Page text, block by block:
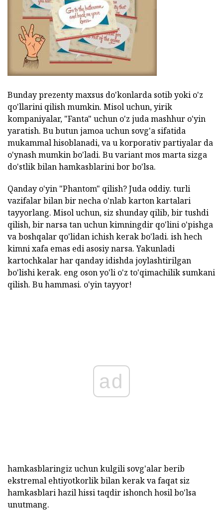
Bunday prezenty maxsus do'konlarda sotib yoki o'z
qo'llarini qilish mumkin. Misol uchun, yirik
kompaniyalar, "Fanta" uchun o'z juda mashhur o'yin
yaratish. Bu butun jamoa uchun sovg'a sifatida
mukammal hisoblanadi, va u korporativ partiyalar da
o'ynash mumkin bo'ladi. Bu variant mos marta sizga
do'stlik bilan hamkasblarini bor bo'lsa.
Qanday o'yin "Phantom" qilish? Juda oddiy. turli
vazifalar bilan bir necha o'nlab karton kartalari
tayyorlang. Misol uchun, siz shunday qilib, bir tushdi
qilish, bir narsa tan uchun kimningdir qo'lini o'pishga
va boshqalar qo'lidan ichish kerak bo'ladi. ish hech
kimni xafa emas edi asosiy narsa. Yakunladi
kartochkalar har qanday idishda joylashtirilgan
bo'lishi kerak. eng oson yo'li o'z to'qimachilik sumkani
qilish. Bu hammasi. o'yin tayyor!
ad
hamkasblaringiz uchun kulgili sovg'alar berib
ekstremal ehtiyotkorlik bilan kerak va faqat siz
hamkasblari hazil hissi taqdir ishonch hosil bo'lsa
unutmang.